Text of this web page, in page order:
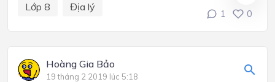
Lớp 8 Địa lý
1 0
Hoàng Gia Bảo
19 tháng 2 2019 lúc 5:18